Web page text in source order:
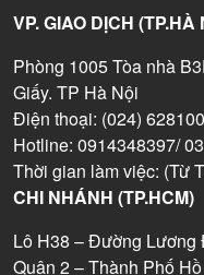
VP. GIAO DỊCH (TP.HÀ
Phòng 1005 Tòa nhà
Giấy. TP Hà Nội
Điện thoại: (024)
Hotline: 0914348397/
Thời gian làm việc: (Từ
CHI NHÁNH (TP.HCM)
Lô H38 – Đường
Quận 2 – Thành Phố